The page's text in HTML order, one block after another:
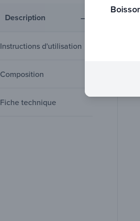
Description
Instructions d'utilisation
Composition
Fiche technique